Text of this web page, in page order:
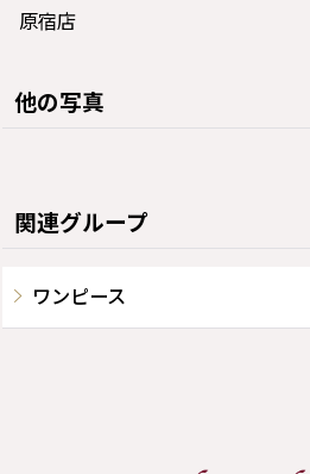
原宿店
他の写真
関連グループ
ワンピース